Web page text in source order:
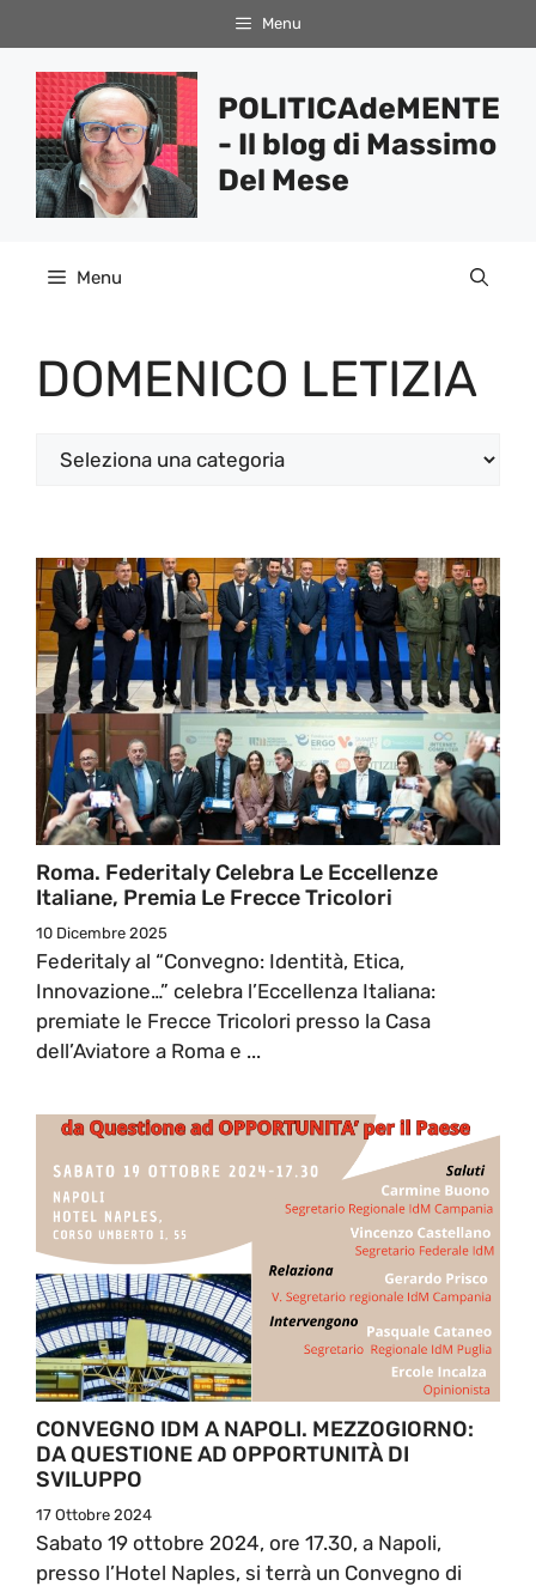
al
contenuto
Menu
POLITICAdeMENTE
- Il blog di Massimo
Del Mese
Menu
DOMENICO LETIZIA
Categorie
Roma. Federitaly Celebra Le Eccellenze
Italiane, Premia Le Frecce Tricolori
10 Dicembre 2025
Federitaly al “Convegno: Identità, Etica,
Innovazione…” celebra l’Eccellenza Italiana:
premiate le Frecce Tricolori presso la Casa
dell’Aviatore a Roma e ...
CONVEGNO IDM A NAPOLI. MEZZOGIORNO:
DA QUESTIONE AD OPPORTUNITÀ DI
SVILUPPO
17 Ottobre 2024
Sabato 19 ottobre 2024, ore 17.30, a Napoli,
presso l’Hotel Naples, si terrà un Convegno di